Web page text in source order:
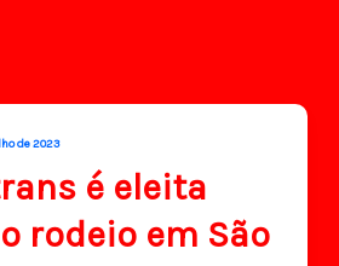
de 2023
é eleita
rodeio em São